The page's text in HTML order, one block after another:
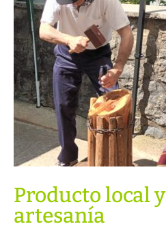
Producto local y
artesanía